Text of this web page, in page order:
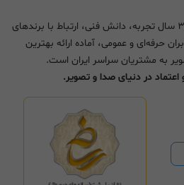
امروز نادر کامپیوتر با بیش از ۳۵ سال تجربه، دانش فنی، ارتباط با برندهای
حرفه‌ای و عمومی، آماده ارائه بهترین
به مشتریان سراسر ایران است.
در دنیای صدا و تصویر.